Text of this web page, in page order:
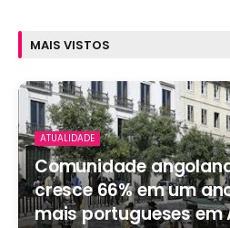
MAIS VISTOS
ATUALIDADE
Comunidade
cresce 66% em um
mais portugueses em